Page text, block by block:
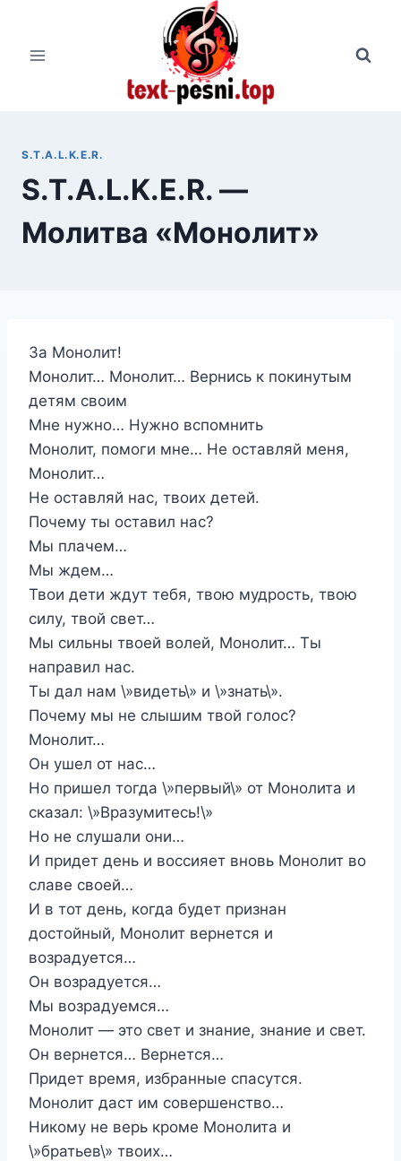
содержимому
S.T.A.L.K.E.R.
S.T.A.L.K.E.R. —
Молитва «Монолит»
За Монолит!
Монолит… Монолит… Вернись к покинутым
детям своим
Мне нужно… Нужно вспомнить
Монолит, помоги мне… Не оставляй меня,
Монолит…
Не оставляй нас, твоих детей.
Почему ты оставил нас?
Мы плачем…
Мы ждем…
Твои дети ждут тебя, твою мудрость, твою
силу, твой свет…
Мы сильны твоей волей, Монолит… Ты
направил нас.
Ты дал нам \»видеть\» и \»знать\».
Почему мы не слышим твой голос?
Монолит…
Он ушел от нас…
Но пришел тогда \»первый\» от Монолита и
сказал: \»Вразумитесь!\»
Но не слушали они…
И придет день и воссияет вновь Монолит во
славе своей…
И в тот день, когда будет признан
достойный, Монолит вернется и
возрадуется…
Он возрадуется…
Мы возрадуемся…
Монолит — это свет и знание, знание и свет.
Он вернется… Вернется…
Придет время, избранные спасутся.
Монолит даст им совершенство…
Никому не верь кроме Монолита и
\»братьев\» твоих…